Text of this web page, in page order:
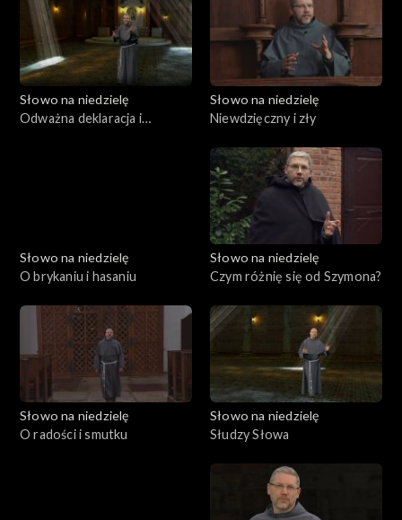
Słowo na niedzielę
Odważna deklaracja i
Słowo na niedzielę
Niewdzięczny i zły
Słowo na niedzielę
O brykaniu i hasaniu
Słowo na niedzielę
Czym różnię się od Szymona?
Słowo na niedzielę
O radości i smutku
Słowo na niedzielę
Słudzy Słowa